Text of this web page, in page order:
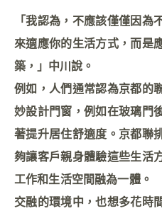
「我認為，不應該僅僅因為
來適應你的生活方式，而是
築，」中川說。
例如，人們通常認為京都的
妙設計門窗，例如在玻璃門
著提升居住舒適度。京都聯
夠讓客戶親身體驗這些生活
工作和生活空間融為一體。
交融的環境中，也想多花時